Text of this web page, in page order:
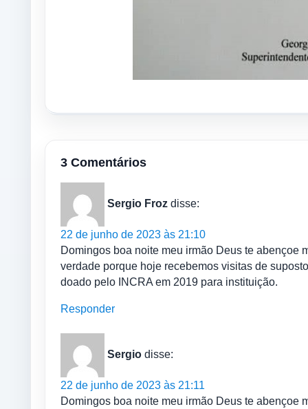
3 Comentários
Sergio Froz disse:
22 de junho de 2023 às 21:10
Domingos boa noite meu irmão Deus te abençoe
verdade porque hoje recebemos visitas de
doado pelo INCRA em 2019 para instituição.
Responder
Sergio disse:
22 de junho de 2023 às 21:11
Domingos boa noite meu irmão Deus te abençoe